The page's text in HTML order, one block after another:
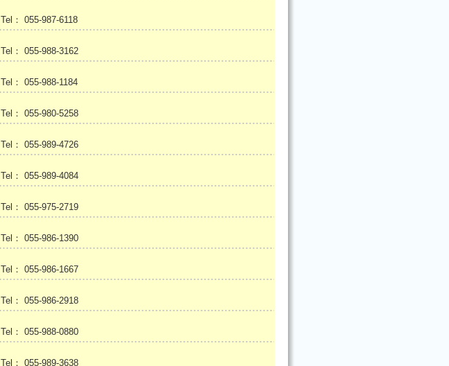
Tel： 055-987-6118
Tel： 055-988-3162
Tel： 055-988-1184
Tel： 055-980-5258
Tel： 055-989-4726
Tel： 055-989-4084
Tel： 055-975-2719
Tel： 055-986-1390
Tel： 055-986-1667
Tel： 055-986-2918
Tel： 055-988-0880
Tel： 055-989-3638